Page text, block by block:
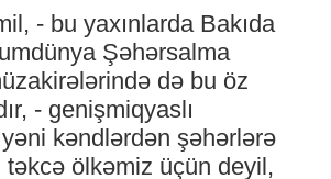
- bu yaxınlarda Bakıda
Şəhərsalma
də bu öz
- genişmiqyaslı
kəndlərdən şəhərlərə
təkcə ölkəmiz üçün deyil,